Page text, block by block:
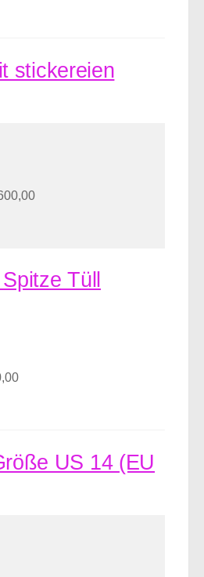
stickereien
Tüll
US 14 (EU